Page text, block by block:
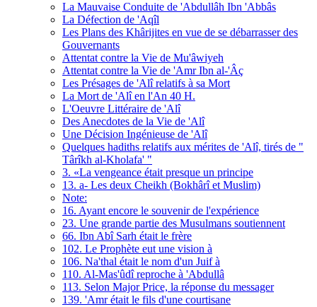
La Mauvaise Conduite de 'Abdullâh Ibn 'Abbâs
La Défection de 'Aqîl
Les Plans des Khârijites en vue de se débarrasser des
Gouvernants
Attentat contre la Vie de Mu'âwiyeh
Attentat contre la Vie de 'Amr Ibn al-'Âç
Les Présages de 'Alî relatifs à sa Mort
La Mort de 'Alî en l'An 40 H.
L'Oeuvre Littéraire de 'Alî
Des Anecdotes de la Vie de 'Alî
Une Décision Ingénieuse de 'Alî
Quelques hadiths relatifs aux mérites de 'Alî, tirés de "
Târîkh al-Kholafa' "
3. «La vengeance était presque un principe
13. a- Les deux Cheikh (Bokhârî et Muslim)
Note:
16. Ayant encore le souvenir de l'expérience
23. Une grande partie des Musulmans soutiennent
66. Ibn Abî Sarh était le frère
102. Le Prophète eut une vision à
106. Na'thal était le nom d'un Juif à
110. Al-Mas'ûdî reproche à 'Abdullâ
113. Selon Major Price, la réponse du messager
139. 'Amr était le fils d'une courtisane